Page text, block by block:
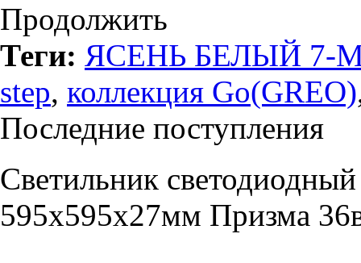
Продолжить
Теги: ЯСЕНЬ БЕЛЫЙ
step, коллекция Go(GREO)
Последние поступления
Светильник
595х595х27мм Призма